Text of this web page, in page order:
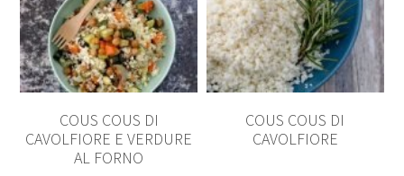
COUS COUS DI
CAVOLFIORE E VERDURE
AL FORNO
COUS COUS DI
CAVOLFIORE